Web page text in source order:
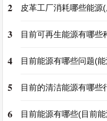
2 皮革工厂消耗哪些能源
3 目前可再生能源有哪些
4 目前能源有哪些问题(
5 目前的清洁能源有哪些
6 目前能源有哪些(目前